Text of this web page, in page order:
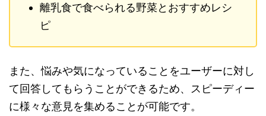
離乳食で食べられる野菜とおすすめレシ
ピ
また、悩みや気になっていることをユーザーに対し
て回答してもらうことができるため、スピーディー
に様々な意見を集めることが可能です。